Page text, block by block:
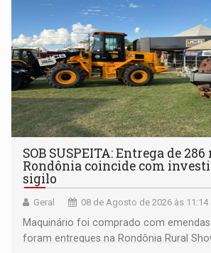
SOB SUSPEITA: Entrega de
Rondônia coincide com
sigilo
Geral 08 de Agosto de 2026 às 11:14
Maquinário foi comprado com
foram entregues na Rondônia Rural